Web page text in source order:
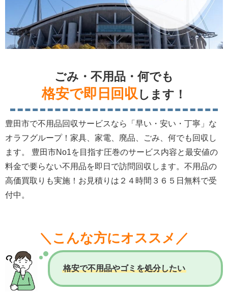
ごみ・不用品・何でも
格安で即日回収 します！
豊田市で不用品回収サービスなら「早い・安い・丁寧」な
オラフグループ！家具、家電、廃品、ごみ、何でも回収し
ます。 豊田市No1を目指す圧巻のサービス内容と最安値の
料金で要らない不用品を即日で訪問回収します。不用品の
高価買取りも実施！お見積りは２４時間３６５日無料で受
付中。
＼こんな方にオススメ／
格安で不用品やゴミを処分したい